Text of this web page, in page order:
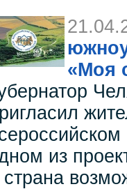
«Моя
из